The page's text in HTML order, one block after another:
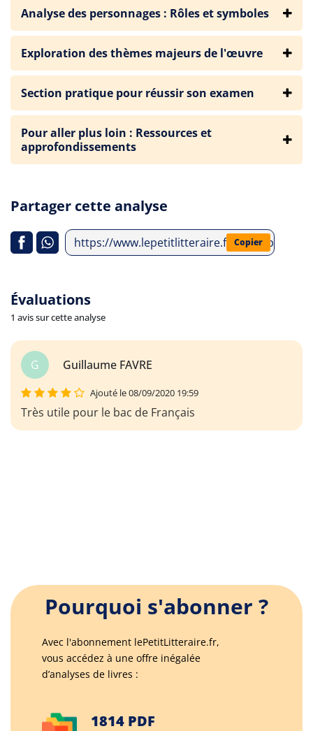
Analyse des personnages : Rôles et symboles
Exploration des thèmes majeurs de l'œuvre
Section pratique pour réussir son examen
Pour aller plus loin : Ressources et
approfondissements
Partager cette analyse
https://www.lepetitlitteraire.fr/index.php/
Copier
Évaluations
1 avis sur cette analyse
G Guillaume FAVRE
Ajouté le 08/09/2020 19:59
Très utile pour le bac de Français
Pourquoi s'abonner ?
Avec l'abonnement lePetitLitteraire.fr,
vous accédez à une offre inégalée
d’analyses de livres :
1814 PDF